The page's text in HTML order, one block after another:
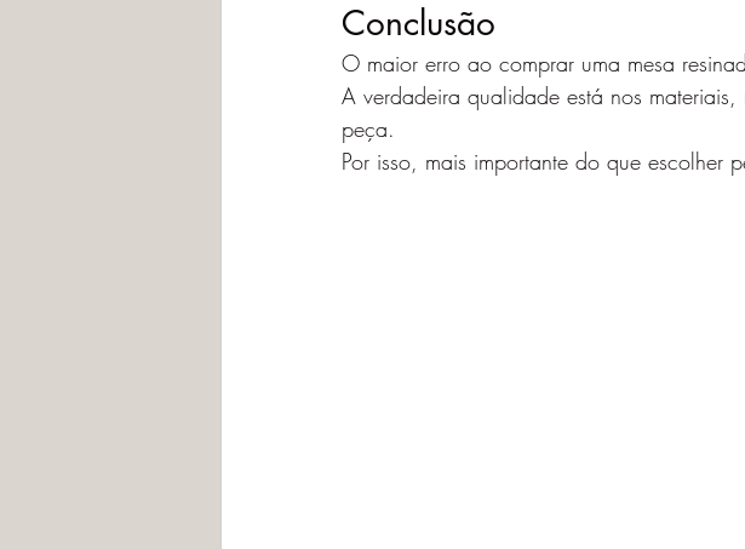
Conclusão
O maior erro ao comprar uma mesa
A verdadeira qualidade está nos
peça.
Por isso, mais importante do que